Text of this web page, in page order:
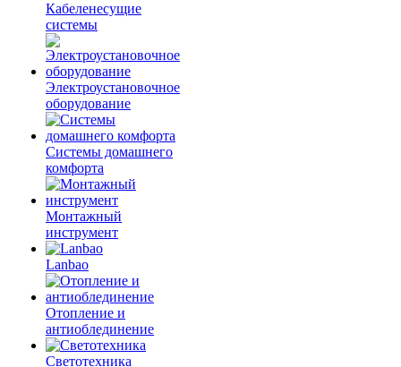
Кабеленесущие
системы
Электроустановочное
оборудование
Системы домашнего
комфорта
Монтажный
инструмент
Lanbao
Отопление и
антиоблединение
Светотехника